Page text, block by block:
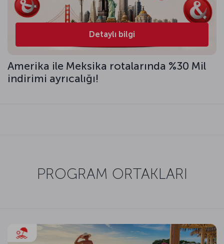
Detaylı bilgi
Amerika ile Meksika rotalarında %30 Mil
indirimi ayrıcalığı!
PROGRAM ORTAKLARI